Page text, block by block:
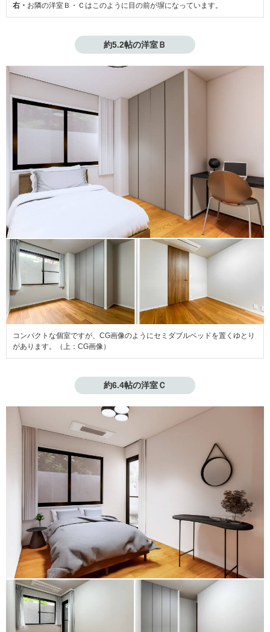
右・ お隣の洋室Ｂ・Ｃはこのように目の前が塀になっています。
約5.2帖の洋室Ｂ
コンパクトな個室ですが、CG画像のようにセミダブルベッドを置くゆとり
があります。（上：CG画像）
約6.4帖の洋室Ｃ